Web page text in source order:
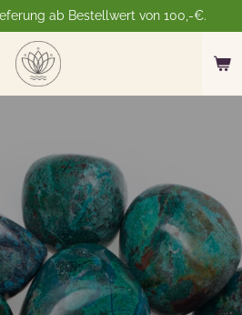
ab Bestellwert von 100,-€.